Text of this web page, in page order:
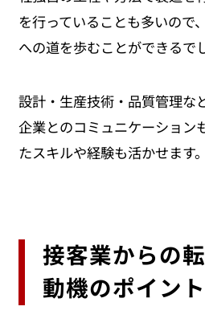
を行っていることも多いので
への道を歩むことができるで
設計・生産技術・品質管理な
企業とのコミュニケーション
たスキルや経験も活かせます。
接客業からの
動機のポイント